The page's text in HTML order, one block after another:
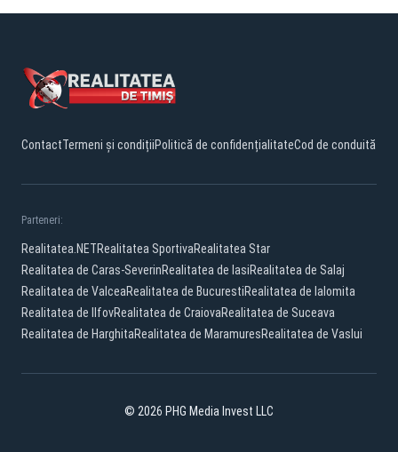
ContactTermeni și condițiiPolitică de confidențialitateCod de conduită
Parteneri:
Realitatea.NETRealitatea SportivaRealitatea Star
Realitatea de Caras-SeverinRealitatea de IasiRealitatea de Salaj
Realitatea de ValceaRealitatea de BucurestiRealitatea de Ialomita
Realitatea de IlfovRealitatea de CraiovaRealitatea de Suceava
Realitatea de HarghitaRealitatea de MaramuresRealitatea de Vaslui
© 2026 PHG Media Invest LLC